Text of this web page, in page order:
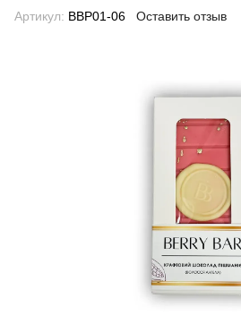
Артикул: BBP01-06 Оставить отзыв